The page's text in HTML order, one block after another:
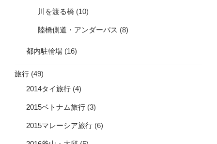
川を渡る橋 (10)
陸橋側道・アンダーパス (8)
都内駐輪場 (16)
旅行 (49)
2014タイ旅行 (4)
2015ベトナム旅行 (3)
2015マレーシア旅行 (6)